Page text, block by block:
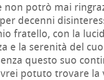
non potrò mai
decenni
fratello, con la
e la serenità del
questo suo
potuto trovare la